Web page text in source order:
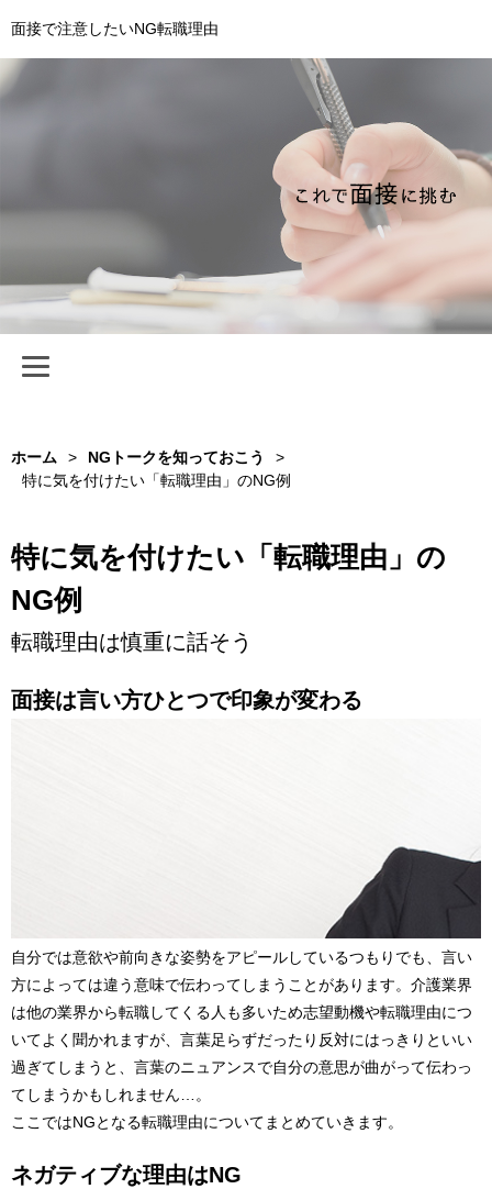
面接で注意したいNG転職理由
ホーム > NGトークを知っておこう
>
特に気を付けたい「転職理由」のNG例
特に気を付けたい「転職理由」の
NG例
転職理由は慎重に話そう
面接は言い方ひとつで印象が変わる
自分では意欲や前向きな姿勢をアピールしているつもりでも、言い
方によっては違う意味で伝わってしまうことがあります。介護業界
は他の業界から転職してくる人も多いため志望動機や転職理由につ
いてよく聞かれますが、言葉足らずだったり反対にはっきりといい
過ぎてしまうと、言葉のニュアンスで自分の意思が曲がって伝わっ
てしまうかもしれません…。
ここではNGとなる転職理由についてまとめていきます。
ネガティブな理由はNG